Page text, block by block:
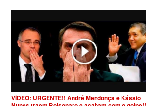
VÍDEO: URGENTE!! André Mendonça e Kássio